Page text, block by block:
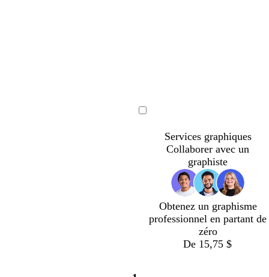
Services graphiques
Collaborer avec un
graphiste
Obtenez un graphisme
professionnel en partant de
zéro
De 15,75 $